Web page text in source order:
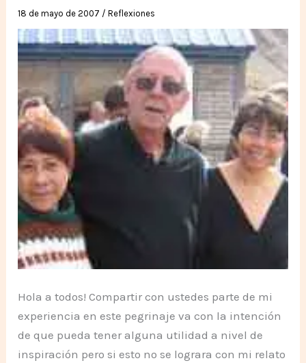
18 de mayo de 2007 /Reflexiones
Hola a todos! Compartir con ustedes parte de mi
experiencia en este pegrinaje va con la intención
de que pueda tener alguna utilidad a nivel de
inspiración pero si esto no se lograra con mi relato